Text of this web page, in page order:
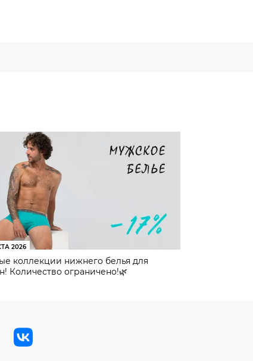
2026
коллекции нижнего белья для
Количество ограничено!🌿